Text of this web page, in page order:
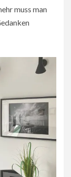
muss man